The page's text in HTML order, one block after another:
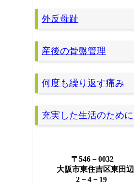
外反母趾
産後の骨盤管理
何度も繰り返す痛み
充実した生活のために
〒546－0032
大阪市東住吉区東田辺
2－4－19